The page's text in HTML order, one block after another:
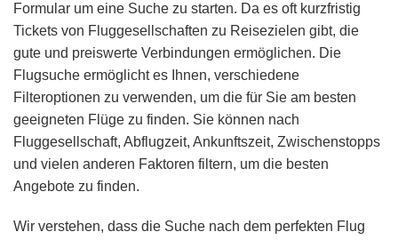
Formular um eine Suche zu starten. Da es oft kurzfristig
Tickets von Fluggesellschaften zu Reisezielen gibt, die
gute und preiswerte Verbindungen ermöglichen. Die
Flugsuche ermöglicht es Ihnen, verschiedene
Filteroptionen zu verwenden, um die für Sie am besten
geeigneten Flüge zu finden. Sie können nach
Fluggesellschaft, Abflugzeit, Ankunftszeit, Zwischenstopps
und vielen anderen Faktoren filtern, um die besten
Angebote zu finden.
Wir verstehen, dass die Suche nach dem perfekten Flug